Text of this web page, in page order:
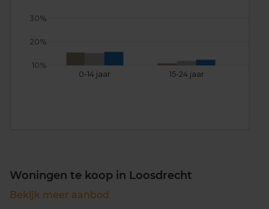
0-14 jaar 15-24 jaar
10%
20%
30%
Woningen te koop in Loosdrecht
Bekijk meer aanbod